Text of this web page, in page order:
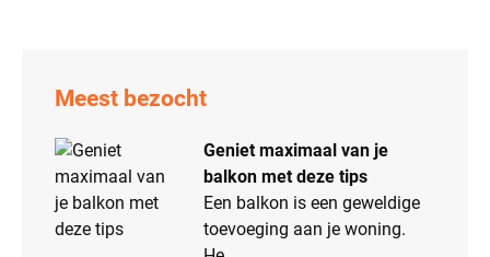
Meest bezocht
Geniet maximaal van je
balkon met deze tips
Een balkon is een geweldige
toevoeging aan je woning.